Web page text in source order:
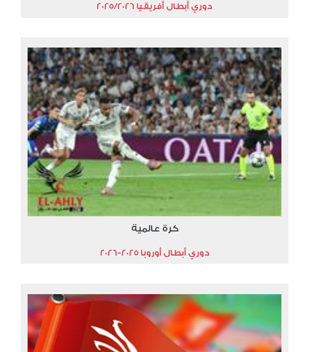
دوري أبطال أفريقيا 2025/2026
كرة عالمية
دوري أبطال أوروبا 2025-2026